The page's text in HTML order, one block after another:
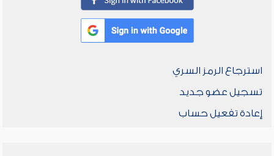
استرجاع الرمز السري
تسجيل عضو جديد
إعادة تفعيل حساب